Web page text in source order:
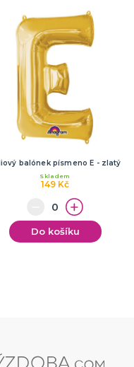
balónek písmeno E - zlatý
149 Kč
Skladem
Do košíku